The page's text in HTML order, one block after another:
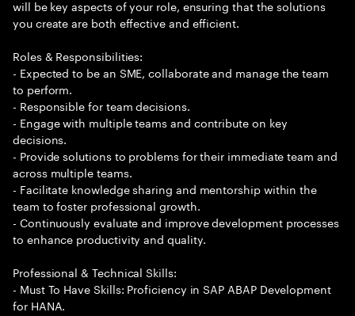
will be key aspects of your role, ensuring that the solutions
you create are both effective and efficient.
Roles & Responsibilities:
- Expected to be an SME, collaborate and manage the team
to perform.
- Responsible for team decisions.
- Engage with multiple teams and contribute on key
decisions.
- Provide solutions to problems for their immediate team and
across multiple teams.
- Facilitate knowledge sharing and mentorship within the
team to foster professional growth.
- Continuously evaluate and improve development processes
to enhance productivity and quality.
Professional & Technical Skills:
- Must To Have Skills: Proficiency in SAP ABAP Development
for HANA.